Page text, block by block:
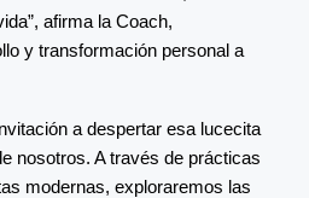
afirma la Coach,
y transformación personal a
a despertar esa lucecita
nosotros. A través de prácticas
modernas, exploraremos las